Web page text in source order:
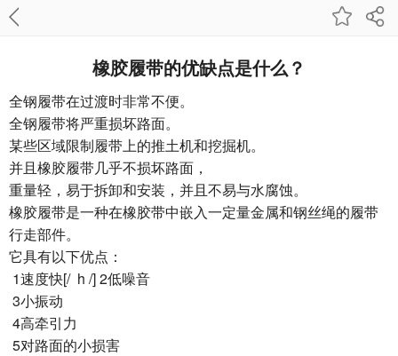
橡胶履带的优缺点是什么？
全钢履带在过渡时非常不便。
全钢履带将严重损坏路面。
某些区域限制履带上的推土机和挖掘机。
并且橡胶履带几乎不损坏路面，
重量轻，易于拆卸和安装，并且不易与水腐蚀。
橡胶履带是一种在橡胶带中嵌入一定量金属和钢丝绳的履带
行走部件。
它具有以下优点：
1速度快[/ h /] 2低噪音
3小振动
4高牵引力
5对路面的小损害